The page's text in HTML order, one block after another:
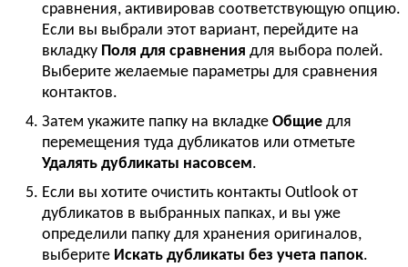
сравнения, активировав соответствующую опцию.
Если вы выбрали этот вариант, перейдите на
вкладку Поля для сравнения для выбора полей.
Выберите желаемые параметры для сравнения
контактов.
Затем укажите папку на вкладке Общие для
перемещения туда дубликатов или отметьте
Удалять дубликаты насовсем.
Если вы хотите очистить контакты Outlook от
дубликатов в выбранных папках, и вы уже
определили папку для хранения оригиналов,
выберите Искать дубликаты без учета папок.